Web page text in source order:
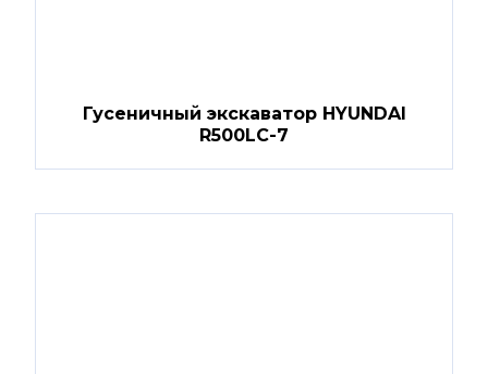
Гусеничный экскаватор HYUNDAI
R500LC-7